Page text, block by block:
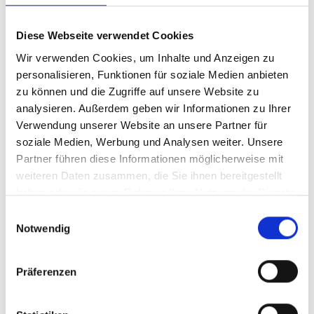
Diese Webseite verwendet Cookies
Wir verwenden Cookies, um Inhalte und Anzeigen zu
personalisieren, Funktionen für soziale Medien anbieten
zu können und die Zugriffe auf unsere Website zu
analysieren. Außerdem geben wir Informationen zu Ihrer
Verwendung unserer Website an unsere Partner für
soziale Medien, Werbung und Analysen weiter. Unsere
Partner führen diese Informationen möglicherweise mit
weiteren Daten zusammen, die Sie ihnen bereitgestellt
haben oder die sie im Rahmen Ihrer Nutzung der Dienste
Notwendig
Präferenzen
dazu bei
Das erwartet dich
Stets ein offenes Ohr und Unterstützung
5-Tage-Woche mit größtmöglicher Rücksicht auf den
Dienstplan und gewünschte freie Tage, damit du deinen
Freizeitbeschäftigungen aber auch z. B. Führerschein,
keine Teildienste, nur durchgehende Dienste, wenig
hilfsbereite, professionelle und lustige Kollegen